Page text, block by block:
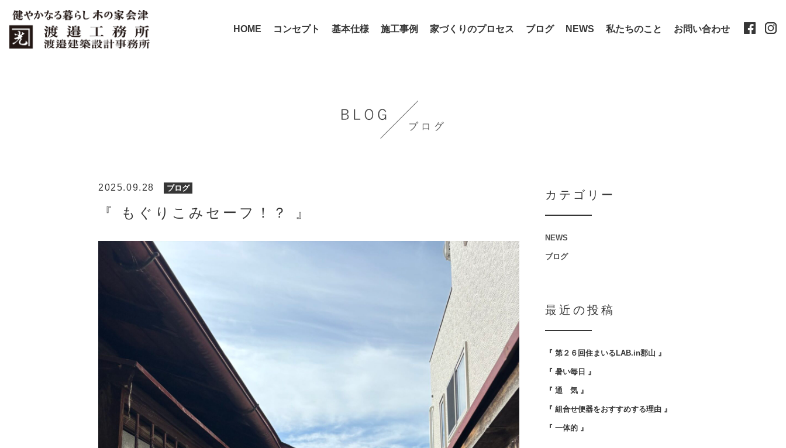
HOME コンセプト 基本仕様 施工事例 家づくりのプロセス ブログ NEWS 私たちのこと お問い合わせ
2025.09.28 ブログ
『 もぐりこみセーフ！？ 』
カテゴリー
NEWS
ブログ
最近の投稿
『 第２６回住まいるLAB.in郡山 』
『 暑い毎日 』
『 通 気 』
『 組合せ便器をおすすめする理由 』
『 一体的 』